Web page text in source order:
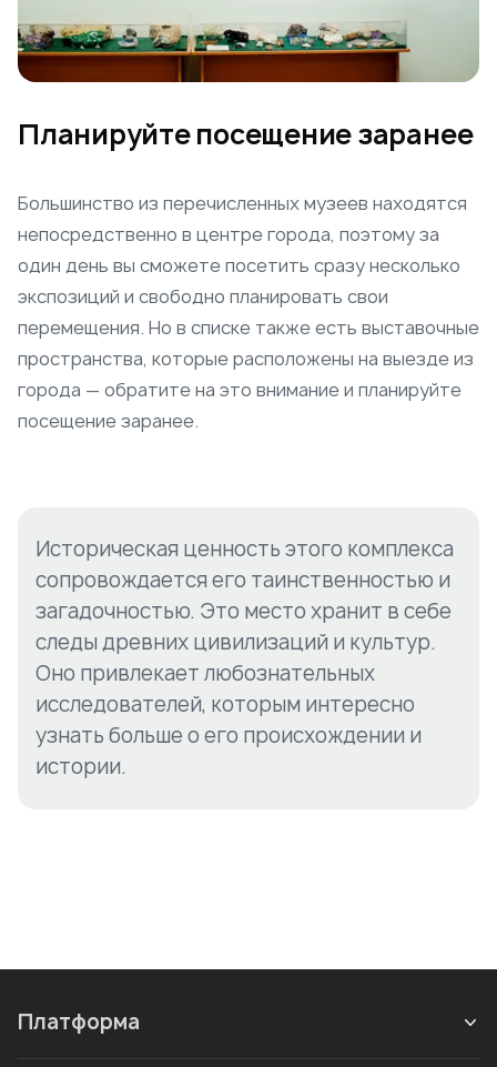
Планируйте посещение заранее
Большинство из перечисленных музеев находятся
непосредственно в центре города, поэтому за
один день вы сможете посетить сразу несколько
экспозиций и свободно планировать свои
перемещения. Но в списке также есть выставочные
пространства, которые расположены на выезде из
города — обратите на это внимание и планируйте
посещение заранее.
Историческая ценность этого комплекса
сопровождается его таинственностью и
загадочностью. Это место хранит в себе
следы древних цивилизаций и культур.
Оно привлекает любознательных
исследователей, которым интересно
узнать больше о его происхождении и
истории.
Платформа